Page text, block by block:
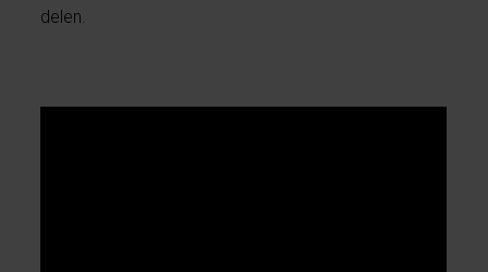
delen.